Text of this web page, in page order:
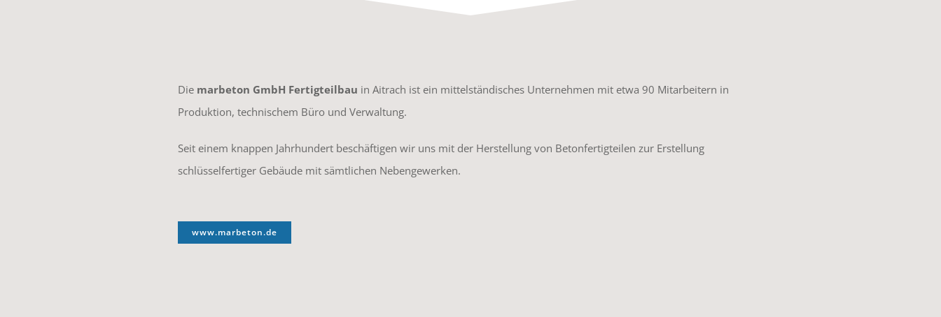
Die marbeton GmbH Fertigteilbau in Aitrach ist ein mittelständisches Unternehmen mit etwa 90 Mitarbeitern in
Produktion, technischem Büro und Verwaltung.
Seit einem knappen Jahrhundert beschäftigen wir uns mit der Herstellung von Betonfertigteilen zur Erstellung
schlüsselfertiger Gebäude mit sämtlichen Nebengewerken.
www.marbeton.de